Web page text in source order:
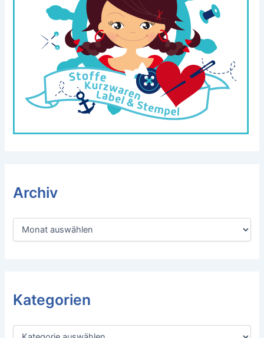
Archiv
A
Kategorien
K